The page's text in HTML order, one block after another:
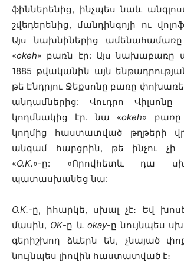
ֆիններենից, ինչպես նաև
շվեդերենից, մանդինգոյի ու
Այս նախնիներից ամենահամառը
«okeh» բառն էր: Այս նախաբառը
1885 թվականին այն
թե Էնդրյու Ջեքսոնը բառը
անդամներից: Վուդրո
կողմնակից էր. նա «okeh» բառը
կողմից հաստատված թղթերի
անգամ հարցրին, թե ինչու չի
«O.K․»-ը: «Որովհետև դա
պատասխանեց նա:
O.K.-ը, իհարկե, սխալ չէ։ Եվ
մասին, OK-ը և okay-ը նույնպես
գերիշխող ձևերն են, չնայած
նույնպես լիովին հաստատված է։